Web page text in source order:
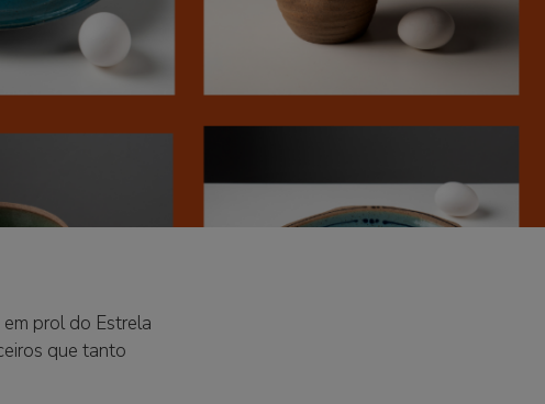
prol do Estrela
que tanto